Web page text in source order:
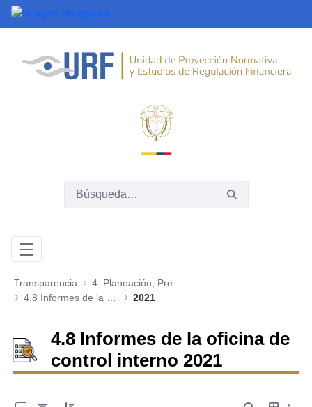
Saltar al contenido principal
Transparencia
2021
4.8 Informes de la oficina de
control interno 2021